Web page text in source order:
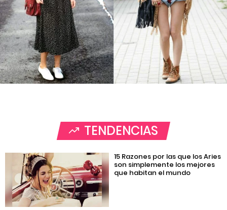
TENDENCIAS
15 Razones por las que los Aries
son simplemente los mejores
que habitan el mundo